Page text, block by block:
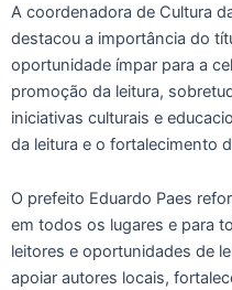
A coordenadora de Cultura
destacou a importância do
oportunidade ímpar para a
promoção da leitura,
iniciativas culturais e
da leitura e o fortalecimento
O prefeito Eduardo Paes
em todos os lugares e para
leitores e oportunidades de
apoiar autores locais,